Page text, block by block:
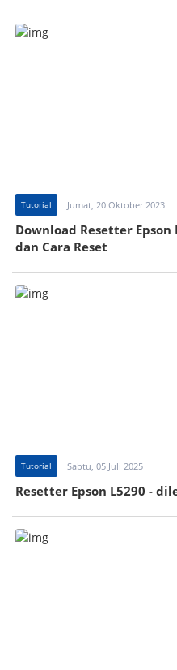
Tutorial Jumat, 20 Oktober 2023
Download Resetter Epson
dan Cara Reset
Tutorial Sabtu, 05 Juli 2025
Resetter Epson L5290 -